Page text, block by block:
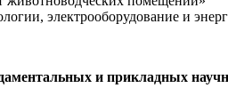
электрооборудование и
и прикладных